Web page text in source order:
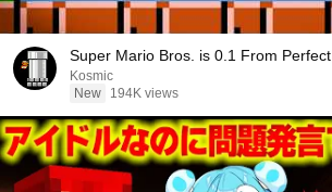
Super Mario Bros. is 0.1 From Perfect
Kosmic
New
194K views